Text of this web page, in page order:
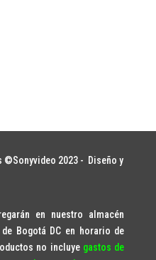
©Sonyvideo 2023 - Diseño y
en nuestro almacén
Bogotá DC en horario de
no incluye gastos de